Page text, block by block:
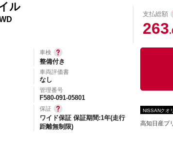
ル
支払総額
263
車検
整備付き
車両評価書
なし
管理番号
F580-091-05801
保証
ワイド保証 保証期間:1年(走行
距離無制限)
NISSANクオ
高知日産プ